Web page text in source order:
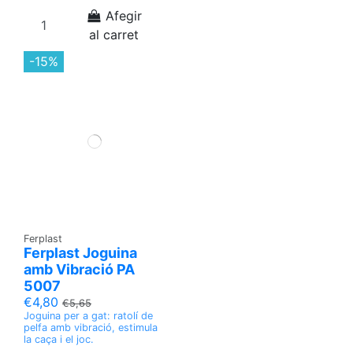
Afegir
al carret
-15%
Ferplast
Ferplast Joguina
amb Vibració PA
5007
€4,80 €5,65
Joguina per a gat: ratolí de
pelfa amb vibració, estimula
la caça i el joc.